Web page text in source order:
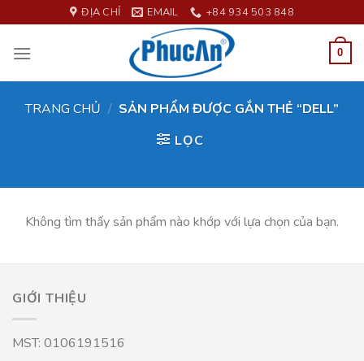
to
content
ĐỊA CHỈ EMAIL +84 934 503 848
0
TRANG CHỦ / SẢN PHẨM ĐƯỢC GẮN THẺ “DELL”
LỌC
Không tìm thấy sản phẩm nào khớp với lựa chọn của bạn.
GIỚI THIỆU
MST: 0106191516